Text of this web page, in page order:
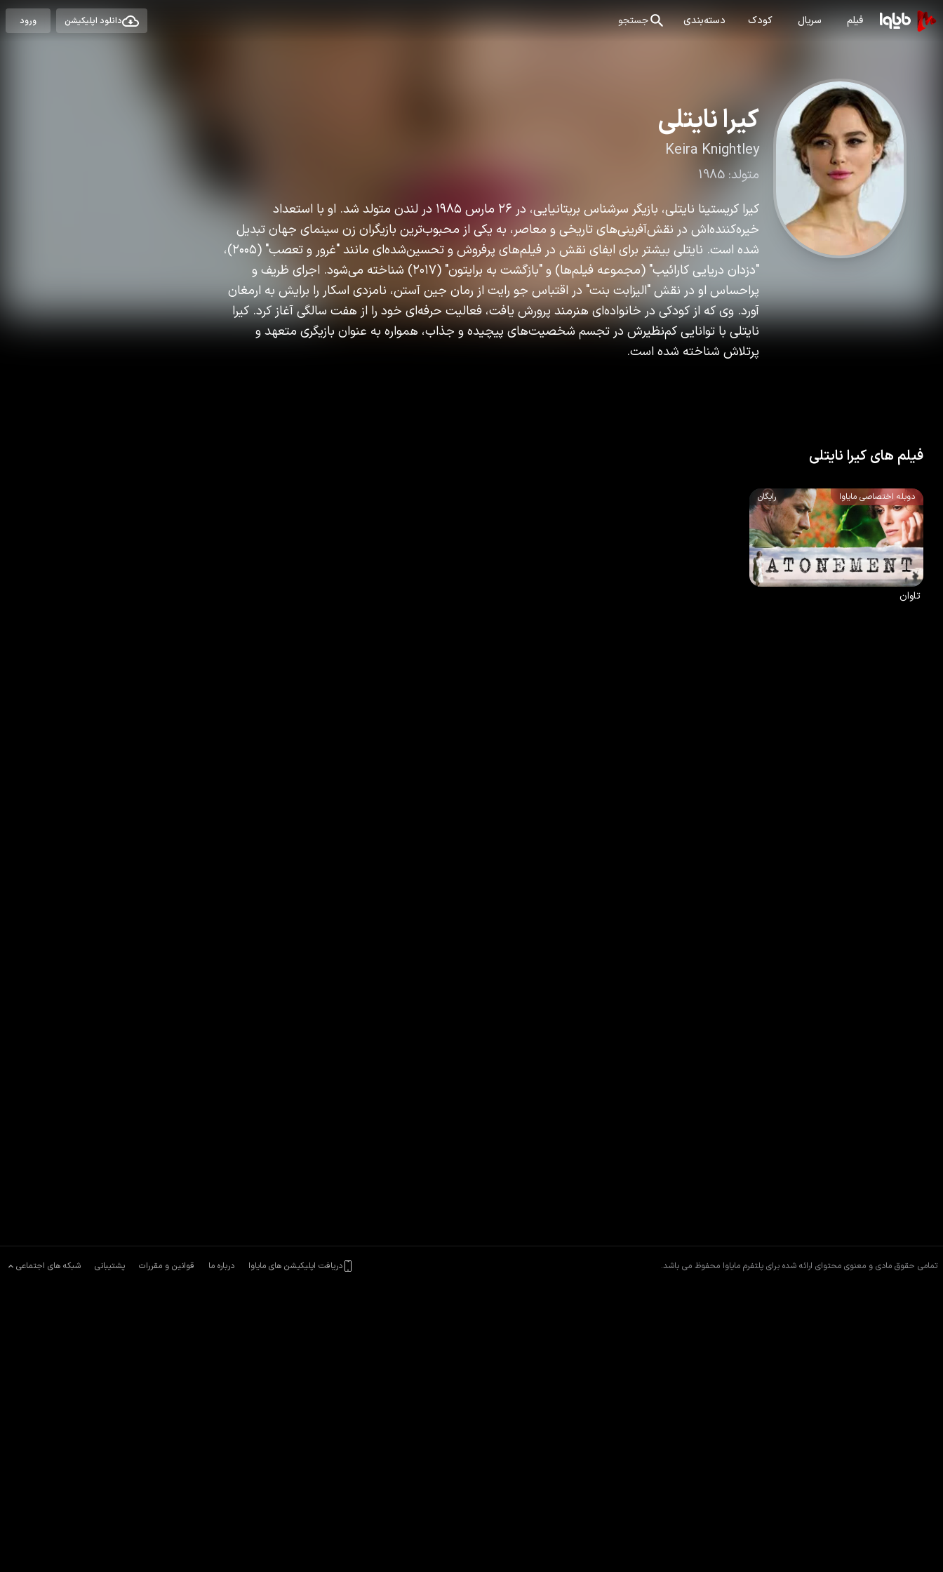
فیلم سریال کودک دسته‌بندی جستجو دانلود اپلیکیشن ورود
کیرا نایتلی
Keira Knightley
متولد: 1985
کیرا کریستینا نایتلی، بازیگر سرشناس بریتانیایی، در ۲۶ مارس ۱۹۸۵ در لندن متولد شد. او با استعداد
خیره‌کننده‌اش در نقش‌آفرینی‌های تاریخی و معاصر، به یکی از محبوب‌ترین بازیگران زن سینمای جهان تبدیل
شده است. نایتلی بیشتر برای ایفای نقش در فیلم‌های پرفروش و تحسین‌شده‌ای مانند "غرور و تعصب" (۲۰۰۵)،
"دزدان دریایی کارائیب" (مجموعه فیلم‌ها) و "بازگشت به برایتون" (۲۰۱۷) شناخته می‌شود. اجرای ظریف و
پراحساس او در نقش "الیزابت بنت" در اقتباس جو رایت از رمان جین آستن، نامزدی اسکار را برایش به ارمغان
آورد. وی که از کودکی در خانواده‌ای هنرمند پرورش یافت، فعالیت حرفه‌ای خود را از هفت سالگی آغاز کرد. کیرا
نایتلی با توانایی کم‌نظیرش در تجسم شخصیت‌های پیچیده و جذاب، همواره به عنوان بازیگری متعهد و
پرتلاش شناخته شده است.
فیلم های کیرا نایتلی
دوبله اختصاصی مایاوا رایگان
2007
50%
7.8/10
تاوان
تمامی حقوق مادی و معنوی محتوای ارائه شده برای پلتفرم مایاوا محفوظ می باشد. دریافت اپلیکیشن های مایاوا درباره ما قوانین و مقررات پشتیبانی شبکه های اجتماعی